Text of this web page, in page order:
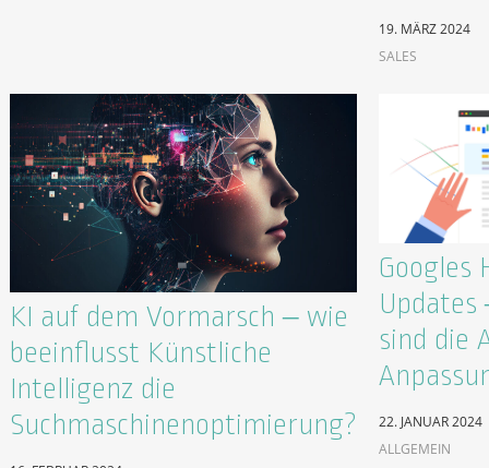
19. MÄRZ 2024
SALES
KI auf dem Vormarsch – wie
beeinflusst Künstliche
Intelligenz die
Suchmaschinenoptimierung?
Googles
sind die
22. JANUAR 2024
ALLGEMEIN